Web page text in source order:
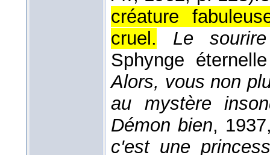
créature
cruel.
Le
Sphynge
Alors, vous non
au mystère
Démon bien, 1937
c'est une